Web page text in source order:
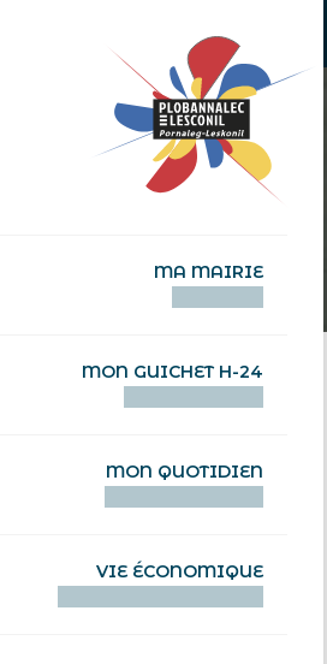
MA MAIRIE
MON GUICHET H-24
MON QUOTIDIEN
VIE ÉCONOMIQUE